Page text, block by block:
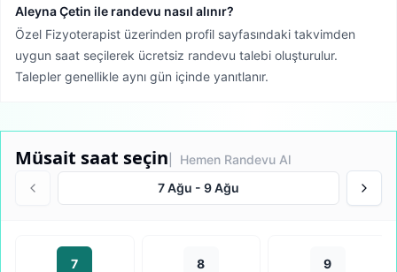
Aleyna Çetin ile randevu nasıl alınır?
Özel Fizyoterapist üzerinden profil sayfasındaki takvimden
uygun saat seçilerek ücretsiz randevu talebi oluşturulur.
Talepler genellikle aynı gün içinde yanıtlanır.
Müsait saat seçin | Hemen Randevu Al
7 Ağu - 9 Ağu
7
8
9